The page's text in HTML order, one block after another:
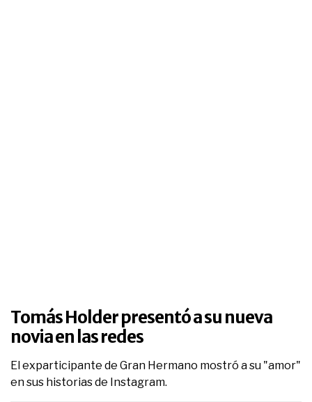
Tomás Holder presentó a su nueva
novia en las redes
El exparticipante de Gran Hermano mostró a su "amor"
en sus historias de Instagram.